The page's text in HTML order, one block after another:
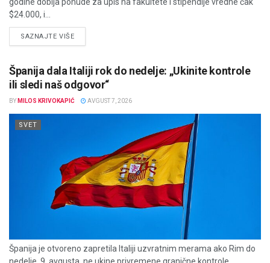
$24.000, i...
SAZNAJTE VIŠEDETAILS
Španija dala Italiji rok do nedelje: „Ukinite kontrole
ili sledi naš odgovor“
BY MILOS KRIVOKAPIĆ AVGUST 7, 2026
SVET
Španija je otvoreno zapretila Italiji uzvratnim merama ako Rim do